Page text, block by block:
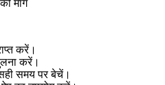
मांग
करें।
करें।
समय पर बेचें।